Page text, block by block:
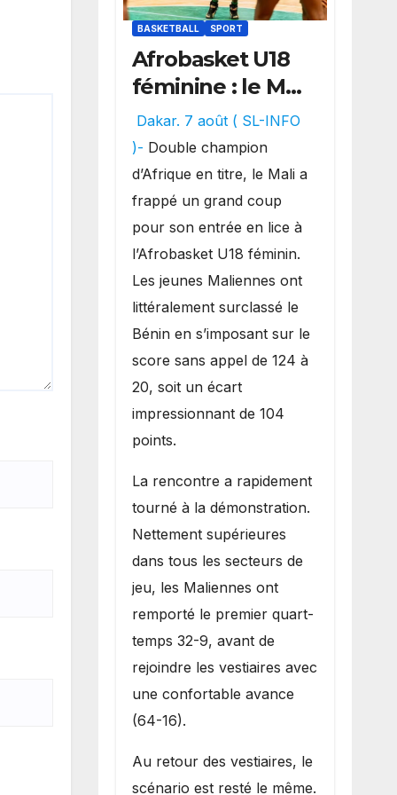
BASKETBALL SPORT
Afrobasket U18
féminine : le Mali
réalise un
véritable festival
offensif et
inflige une
lourde défaite
au Bénin.
Dakar. 7 août ( SL-INFO
)- Double champion
d’Afrique en titre, le Mali a
frappé un grand coup
pour son entrée en lice à
l’Afrobasket U18 féminin.
Les jeunes Maliennes ont
littéralement surclassé le
Bénin en s’imposant sur le
score sans appel de 124 à
20, soit un écart
impressionnant de 104
points.
La rencontre a rapidement
tourné à la démonstration.
Nettement supérieures
dans tous les secteurs de
jeu, les Maliennes ont
remporté le premier quart-
temps 32-9, avant de
rejoindre les vestiaires avec
une confortable avance
(64-16).
Au retour des vestiaires, le
scénario est resté le même.